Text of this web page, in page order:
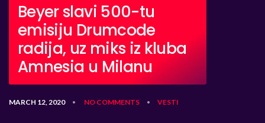
Beyer slavi 500-tu
emisiju Drumcode
radija, uz miks iz kluba
Amnesia u Milanu
MARCH 12, 2020 • NO COMMENTS • VESTI